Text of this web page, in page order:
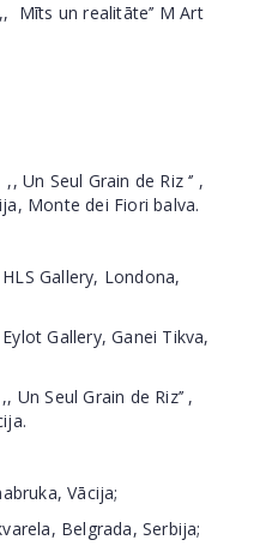
M Art
Seul Grain de Riz ‘’ ,
Monte dei Fiori balva.
Gallery, Londona,
Gallery, Ganei Tikva,
Seul Grain de Riz’’ ,
Vācija;
Belgrada, Serbija;